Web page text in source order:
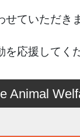
せていただき
を応援してく
Animal